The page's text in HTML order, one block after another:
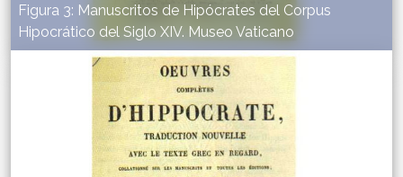
Figura 3: Manuscritos de Hipócrates del Corpus
Hipocrático del Siglo XIV. Museo Vaticano